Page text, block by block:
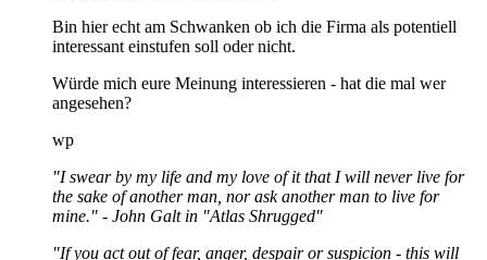
Bin hier echt am Schwanken ob ich die Firma als potentiell
interessant einstufen soll oder nicht.
Würde mich eure Meinung interessieren - hat die mal wer
angesehen?
wp
"I swear by my life and my love of it that I will never live for
the sake of another man, nor ask another man to live for
mine." - John Galt in "Atlas Shrugged"
"If you act out of fear, anger, despair or suspicion - this will